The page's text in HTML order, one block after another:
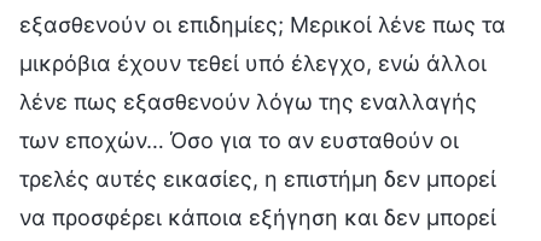
εξασθενούν οι επιδημίες; Μερικοί λένε πως τα
μικρόβια έχουν τεθεί υπό έλεγχο, ενώ άλλοι
λένε πως εξασθενούν λόγω της εναλλαγής
των εποχών… Όσο για το αν ευσταθούν οι
τρελές αυτές εικασίες, η επιστήμη δεν μπορεί
να προσφέρει κάποια εξήγηση και δεν μπορεί